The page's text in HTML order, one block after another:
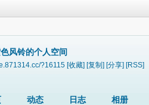
风铃的个人空间
?16115 [收藏] [复制] [分享] [RSS]
动态 日志 相册